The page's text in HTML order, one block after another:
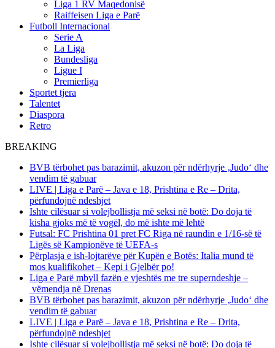
Liga 1 RV Maqedonisë
Raiffeisen Liga e Parë
Futboll Internacional
Serie A
La Liga
Bundesliga
Ligue I
Premierliga
Sportet tjera
Talentet
Diaspora
Retro
BREAKING
BVB tërbohet pas barazimit, akuzon për ndërhyrje ‚Judo‘ dhe
vendim të gabuar
LIVE | Liga e Parë – Java e 18, Prishtina e Re – Drita,
përfundojnë ndeshjet
Ishte cilësuar si volejbollistja më seksi në botë: Do doja të
kisha gjoks më të vogël, do më ishte më lehtë
Futsal: FC Prishtina 01 pret FC Riga në raundin e 1/16-së të
Ligës së Kampionëve të UEFA-s
Përplasja e ish-lojtarëve për Kupën e Botës: Italia mund të
mos kualifikohet – Kepi i Gjelbër po!
Liga e Parë mbyll fazën e vjeshtës me tre superndeshje –
vëmendja në Drenas
BVB tërbohet pas barazimit, akuzon për ndërhyrje ‚Judo‘ dhe
vendim të gabuar
LIVE | Liga e Parë – Java e 18, Prishtina e Re – Drita,
përfundojnë ndeshjet
Ishte cilësuar si volejbollistja më seksi në botë: Do doja të